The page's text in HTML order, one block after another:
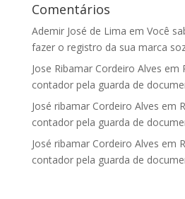
Comentários
Ademir José de Lima em Você
fazer o registro da sua marca
Jose Ribamar Cordeiro Alves em
contador pela guarda de
José ribamar Cordeiro Alves em
contador pela guarda de
José ribamar Cordeiro Alves em
contador pela guarda de